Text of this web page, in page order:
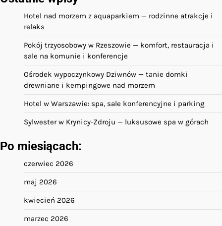
Hotel nad morzem z aquaparkiem — rodzinne atrakcje i
relaks
Pokój trzyosobowy w Rzeszowie — komfort, restauracja i
sale na komunie i konferencje
Ośrodek wypoczynkowy Dziwnów — tanie domki
drewniane i kempingowe nad morzem
Hotel w Warszawie: spa, sale konferencyjne i parking
Sylwester w Krynicy-Zdroju — luksusowe spa w górach
Po miesiącach:
czerwiec 2026
maj 2026
kwiecień 2026
marzec 2026